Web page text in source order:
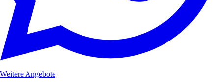
Weitere Angebote